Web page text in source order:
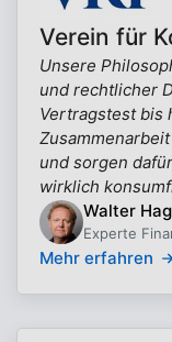
Verein für
Unsere
und rechtlicher
Vertragstest bis
und sorgen
wirklich
Walter
Experte
Mehr erfahren